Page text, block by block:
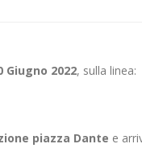
Giugno 2022, sulla linea:
piazza Dante e